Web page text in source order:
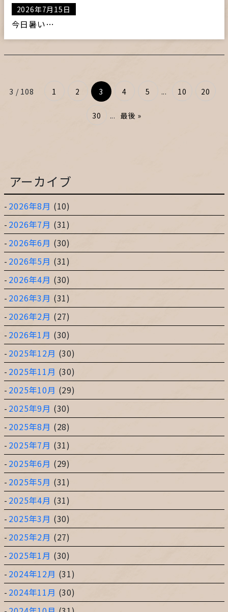
2026年7月15日
今日暑い…
3 / 108 1 2 3 4 5 ... 10 20
30 ... 最後 »
アーカイブ
2026年8月 (10)
2026年7月 (31)
2026年6月 (30)
2026年5月 (31)
2026年4月 (30)
2026年3月 (31)
2026年2月 (27)
2026年1月 (30)
2025年12月 (30)
2025年11月 (30)
2025年10月 (29)
2025年9月 (30)
2025年8月 (28)
2025年7月 (31)
2025年6月 (29)
2025年5月 (31)
2025年4月 (31)
2025年3月 (30)
2025年2月 (27)
2025年1月 (30)
2024年12月 (31)
2024年11月 (30)